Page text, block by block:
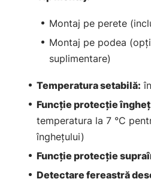
Montaj pe perete
Montaj pe podea
suplimentare)
Temperatura setabilă:
Funcție protecție
temperatura la 7 °C
înghețului)
Funcție protecție
Detectare fereastră